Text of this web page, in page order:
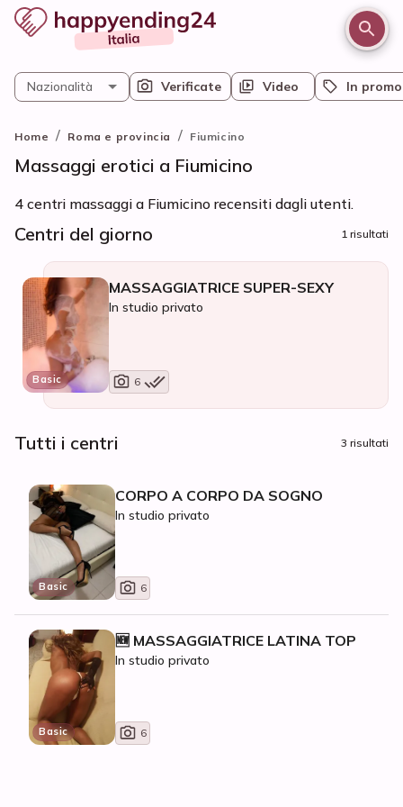
Verificate Video In promo
Nazionalità
Home / Roma e provincia / Fiumicino
Massaggi erotici a Fiumicino
4 centri massaggi a Fiumicino recensiti dagli utenti.
Centri del giorno 1 risultati
Basic
MASSAGGIATRICE SUPER-SEXY
In studio privato
6
Tutti i centri 3 risultati
Basic
CORPO A CORPO DA SOGNO
In studio privato
6
Basic
🆕 MASSAGGIATRICE LATINA TOP
In studio privato
6